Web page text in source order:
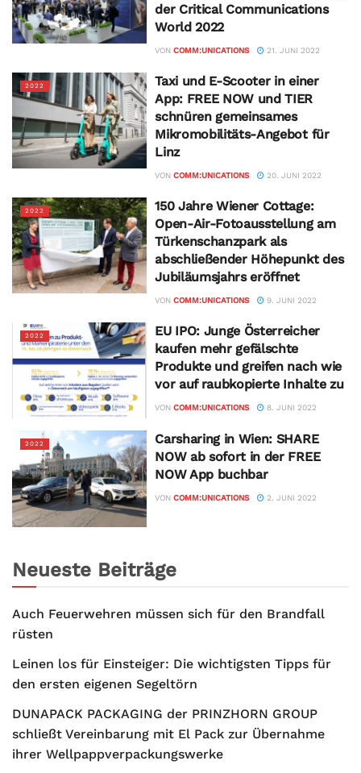
der Critical Communications
World 2022
VON COMM:UNICATIONS 21. JUNI 2022
2022
Taxi und E-Scooter in einer
App: FREE NOW und TIER
schnüren gemeinsames
Mikromobilitäts-Angebot für
Linz
VON COMM:UNICATIONS 20. JUNI 2022
2022
150 Jahre Wiener Cottage:
Open-Air-Fotoausstellung am
Türkenschanzpark als
abschließender Höhepunkt des
Jubiläumsjahrs eröffnet
VON COMM:UNICATIONS 9. JUNI 2022
2022
EU IPO: Junge Österreicher
kaufen mehr gefälschte
Produkte und greifen nach wie
vor auf raubkopierte Inhalte zu
VON COMM:UNICATIONS 8. JUNI 2022
2022
Carsharing in Wien: SHARE
NOW ab sofort in der FREE
NOW App buchbar
VON COMM:UNICATIONS 2. JUNI 2022
Neueste Beiträge
Auch Feuerwehren müssen sich für den Brandfall
rüsten
Leinen los für Einsteiger: Die wichtigsten Tipps für
den ersten eigenen Segeltörn
DUNAPACK PACKAGING der PRINZHORN GROUP
schließt Vereinbarung mit El Pack zur Übernahme
ihrer Wellpappverpackungswerke